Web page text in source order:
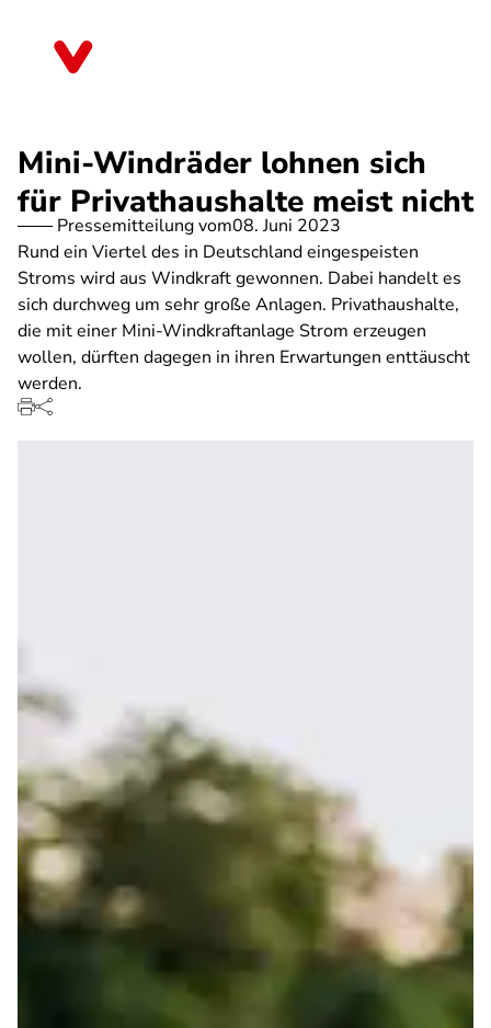
Mini-Windräder lohnen sich
für Privathaushalte meist nicht
Pressemitteilung vom08. Juni 2023
Rund ein Viertel des in Deutschland eingespeisten
Stroms wird aus Windkraft gewonnen. Dabei handelt es
sich durchweg um sehr große Anlagen. Privathaushalte,
die mit einer Mini-Windkraftanlage Strom erzeugen
wollen, dürften dagegen in ihren Erwartungen enttäuscht
werden.